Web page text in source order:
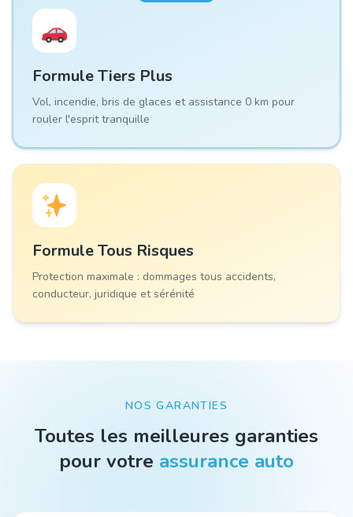
FormuleTiers Plus
Vol, incendie, bris de glaces et assistance 0 km pour
rouler l'esprit tranquille
FormuleTous Risques
Protection maximale : dommages tous accidents,
conducteur, juridique et sérénité
NOS GARANTIES
Toutes les meilleures garanties
pour votre assurance auto